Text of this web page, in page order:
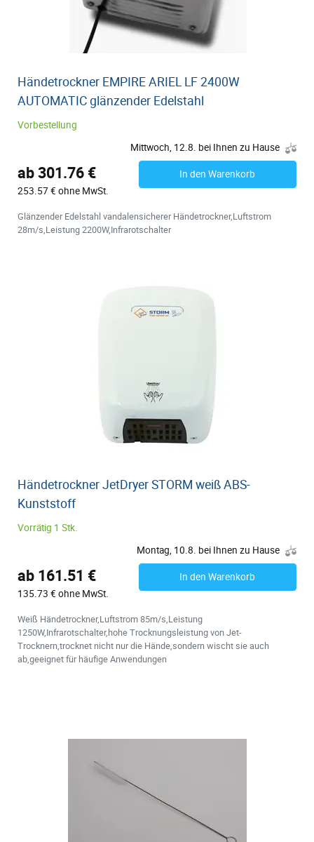
Händetrockner EMPIRE ARIEL LF 2400W
AUTOMATIC glänzender Edelstahl
Vorbestellung
Mittwoch, 12.8. bei Ihnen zu Hause
ab 301.76 €
253.57 € ohne MwSt.
In den Warenkorb
Glänzender Edelstahl vandalensicherer Händetrockner,Luftstrom
28m/s,Leistung 2200W,Infrarotschalter
Händetrockner JetDryer STORM weiß ABS-
Kunststoff
Vorrätig 1 Stk.
Montag, 10.8. bei Ihnen zu Hause
ab 161.51 €
135.73 € ohne MwSt.
In den Warenkorb
Weiß Händetrockner,Luftstrom 85m/s,Leistung
1250W,Infrarotschalter,hohe Trocknungsleistung von Jet-
Trocknern,trocknet nicht nur die Hände,sondern wischt sie auch
ab,geeignet für häufige Anwendungen